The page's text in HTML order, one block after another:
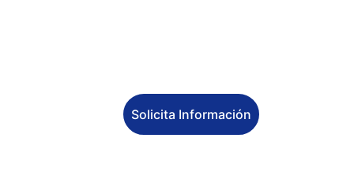
Solicita Información